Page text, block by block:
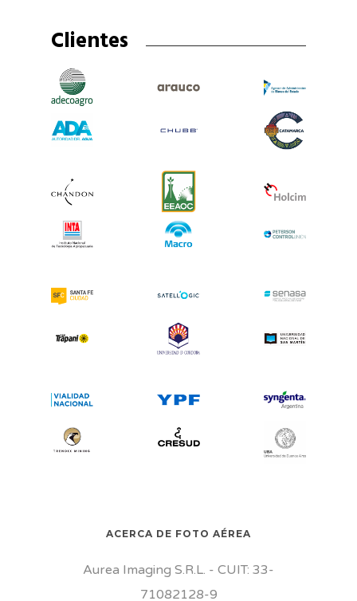
Clientes
ACERCA DE FOTO AÉREA
Aurea Imaging S.R.L. - CUIT: 33-
71082128-9